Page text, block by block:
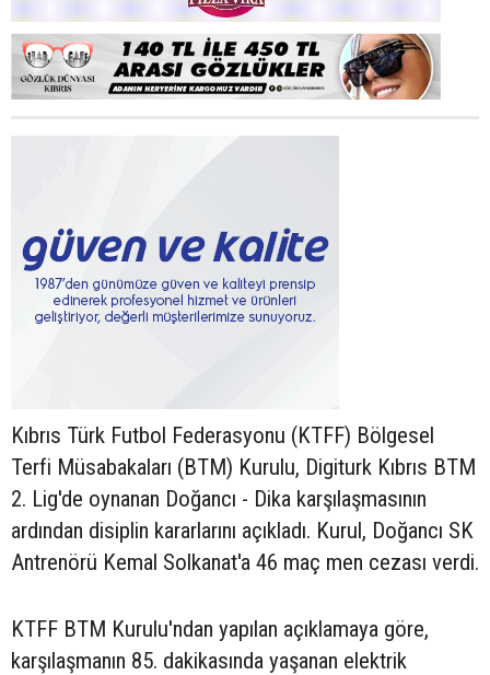
Kıbrıs Türk Futbol Federasyonu (KTFF) Bölgesel
Terfi Müsabakaları (BTM) Kurulu, Digiturk Kıbrıs BTM
2. Lig'de oynanan Doğancı - Dika karşılaşmasının
ardından disiplin kararlarını açıkladı. Kurul, Doğancı SK
Antrenörü Kemal Solkanat'a 46 maç men cezası verdi.
KTFF BTM Kurulu'ndan yapılan açıklamaya göre,
karşılaşmanın 85. dakikasında yaşanan elektrik